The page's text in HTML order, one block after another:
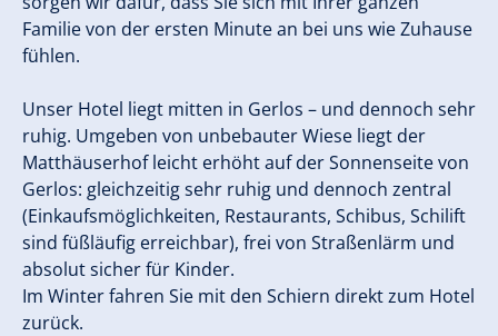
Familie von der ersten Minute an bei uns wie Zuhause
fühlen.
Unser Hotel liegt mitten in Gerlos – und dennoch sehr
ruhig. Umgeben von unbebauter Wiese liegt der
Matthäuserhof leicht erhöht auf der Sonnenseite von
Gerlos: gleichzeitig sehr ruhig und dennoch zentral
(Einkaufsmöglichkeiten, Restaurants, Schibus, Schilift
sind füßläufig erreichbar), frei von Straßenlärm und
absolut sicher für Kinder.
Im Winter fahren Sie mit den Schiern direkt zum Hotel
zurück.